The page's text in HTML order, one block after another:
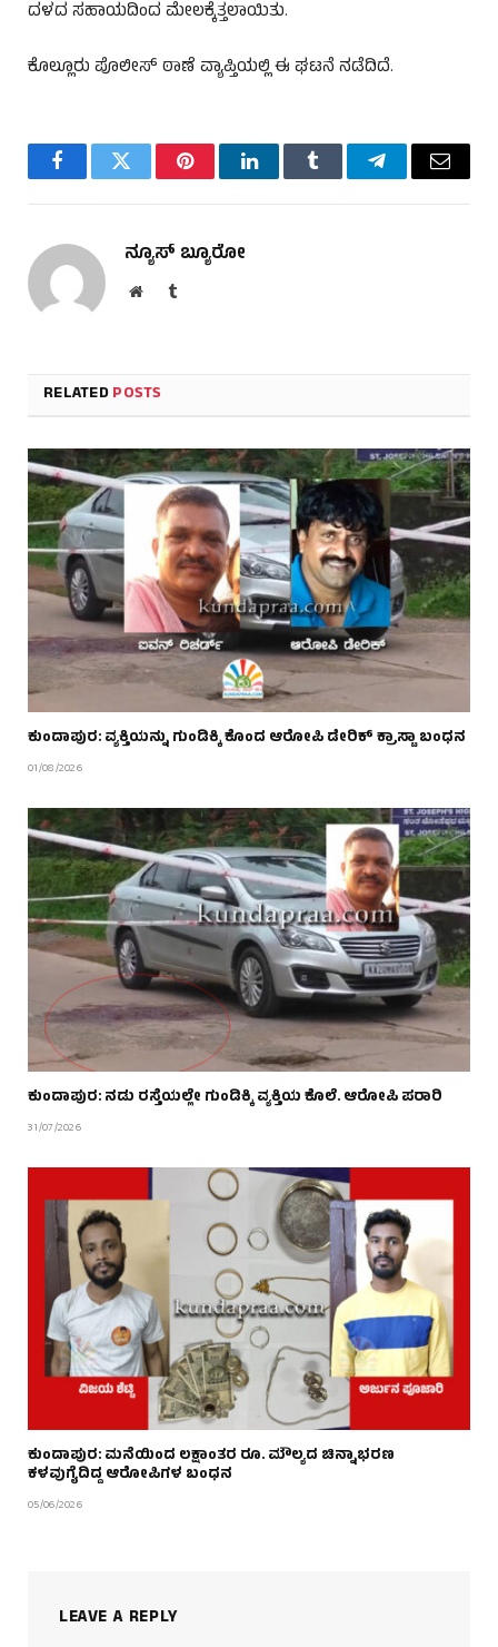
ದಳದ ಸಹಾಯದಿಂದ ಮೇಲಕ್ಕೆತ್ತಲಾಯಿತು.
ಕೊಲ್ಲೂರು ಪೊಲೀಸ್ ಠಾಣೆ ವ್ಯಾಪ್ತಿಯಲ್ಲಿ ಈ ಘಟನೆ ನಡೆದಿದೆ.
FacebookTwitter PinterestLinkedInTumblr TelegramEmail
ನ್ಯೂಸ್ ಬ್ಯೂರೋ
WebsiteTumblr
RELATEDPOSTS
ಕುಂದಾಪುರ: ವ್ಯಕ್ತಿಯನ್ನು ಗುಂಡಿಕ್ಕಿ ಕೊಂದ ಆರೋಪಿ ಡೇರಿಕ್‌ ಕ್ರಾಸ್ಟಾ ಬಂಧನ
01/08/2026
ಕುಂದಾಪುರ: ನಡು ರಸ್ತೆಯಲ್ಲೇ ಗುಂಡಿಕ್ಕಿ ವ್ಯಕ್ತಿಯ ಕೊಲೆ.‌ ಆರೋಪಿ ಪರಾರಿ
31/07/2026
ಕುಂದಾಪುರ: ‌ಮನೆಯಿಂದ ಲಕ್ಷಾಂತರ ರೂ. ಮೌಲ್ಯದ ಚಿನ್ನಾಭರಣ
ಕಳವುಗೈದಿದ್ದ ಆರೋಪಿಗಳ ಬಂಧನ
05/06/2026
LEAVE A REPLY